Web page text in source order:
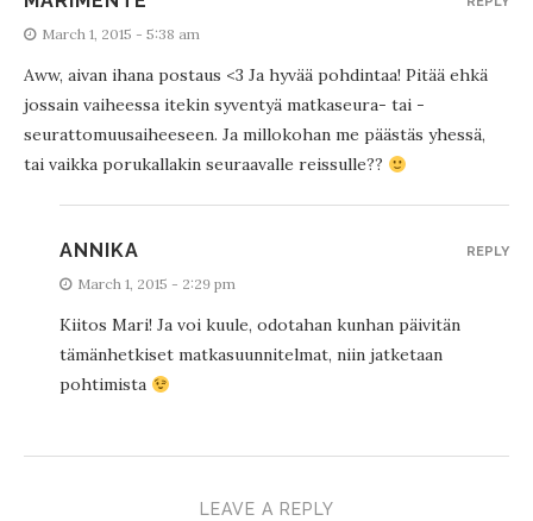
March 1, 2015 - 5:38 am
Aww, aivan ihana postaus <3 Ja hyvää pohdintaa! Pitää ehkä
jossain vaiheessa itekin syventyä matkaseura- tai -
seurattomuusaiheeseen. Ja millokohan me päästäs yhessä,
tai vaikka porukallakin seuraavalle reissulle??
ANNIKA
March 1, 2015 - 2:29 pm
Kiitos Mari! Ja voi kuule, odotahan kunhan päivitän
tämänhetkiset matkasuunnitelmat, niin jatketaan
pohtimista
REPLY
LEAVE A REPLY